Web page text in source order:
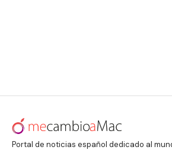
Portal de noticias español dedicado al